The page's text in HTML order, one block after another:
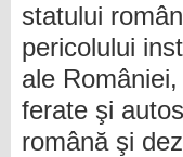
statului
pericolului
ale
ferate şi
română şi